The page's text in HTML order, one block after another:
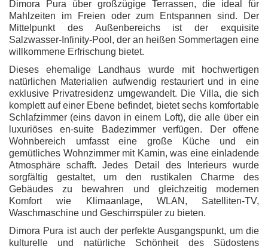
Dimora Pura über großzügige Terrassen, die ideal für
Mahlzeiten im Freien oder zum Entspannen sind. Der
Mittelpunkt des Außenbereichs ist der exquisite
Salzwasser-Infinity-Pool, der an heißen Sommertagen eine
willkommene Erfrischung bietet.
Dieses ehemalige Landhaus wurde mit hochwertigen
natürlichen Materialien aufwendig restauriert und in eine
exklusive Privatresidenz umgewandelt. Die Villa, die sich
komplett auf einer Ebene befindet, bietet sechs komfortable
Schlafzimmer (eins davon in einem Loft), die alle über ein
luxuriöses en-suite Badezimmer verfügen. Der offene
Wohnbereich umfasst eine große Küche und ein
gemütliches Wohnzimmer mit Kamin, was eine einladende
Atmosphäre schafft. Jedes Detail des Interieurs wurde
sorgfältig gestaltet, um den rustikalen Charme des
Gebäudes zu bewahren und gleichzeitig modernen
Komfort wie Klimaanlage, WLAN, Satelliten-TV,
Waschmaschine und Geschirrspüler zu bieten.
Dimora Pura ist auch der perfekte Ausgangspunkt, um die
kulturelle und natürliche Schönheit des Südostens